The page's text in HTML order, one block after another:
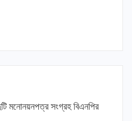
দুটি মনোনয়নপত্র সংগ্রহ বিএনপির